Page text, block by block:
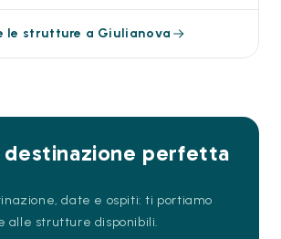
le strutture a Giulianova
destinazione perfetta
date e ospiti: ti portiamo
alle strutture disponibili.